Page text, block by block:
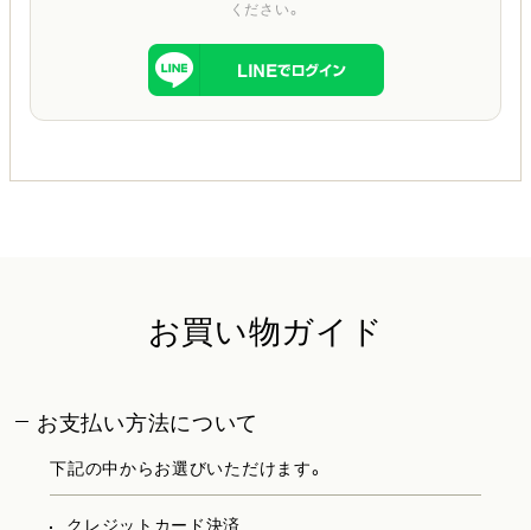
ください。
お買い物ガイド
お支払い方法について
下記の中からお選びいただけます。
クレジットカード決済